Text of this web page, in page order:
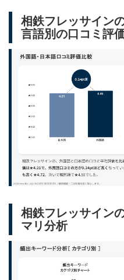
相鉄フレッサイン
言語別の口コミ評
相鉄フレッサイン
マリ分析